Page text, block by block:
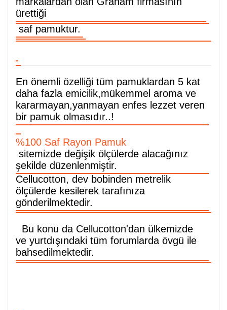
ürettiği
saf pamuktur.
En önemli özelliği tüm pamuklardan 5 kat
daha fazla emicilik,mükemmel aroma ve
kararmayan,yanmayan enfes lezzet veren
bir pamuk olmasıdır..!
%100 Saf Rayon Pamuk
sitemizde değişik ölçülerde alacağınız
şekilde düzenlenmiştir.
Cellucotton, dev bobinden metrelik
ölçülerde kesilerek tarafınıza
gönderilmektedir.
Bu konu da Cellucotton'dan ülkemizde
ve yurtdışındaki tüm forumlarda övgü ile
bahsedilmektedir.